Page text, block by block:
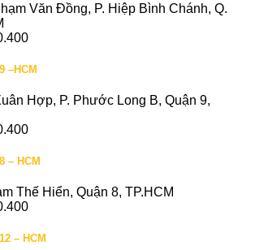
Văn Đồng, P. Hiệp Bình Chánh, Q.
–HCM
Hợp, P. Phước Long B, Quận 9,
– HCM
Thế Hiển, Quận 8, TP.HCM
– HCM